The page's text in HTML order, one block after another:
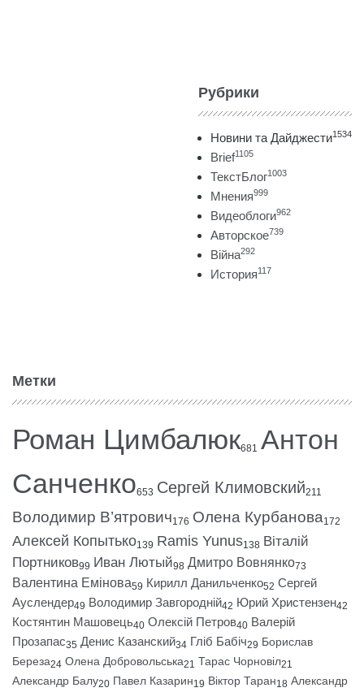
Рубрики
Новини та Дайджести1534
Brief1105
ТекстБлог1003
Мнения999
Видеоблоги962
Авторское739
Війна292
История117
Метки
Роман Цимбалюк681 Антон
Санченко653 Сергей Климовский211
Володимир В’ятрович176 Олена Курбанова172
Алексей Копытько139 Ramis Yunus138 Віталій
Портников99 Иван Лютый98 Дмитро Вовнянко73
Валентина Емінова59 Кирилл Данильченко52 Сергей
Ауслендер49 Володимир Завгородній42 Юрий Христензен42
Костянтин Машовець40 Олексій Петров40 Валерій
Прозапас35 Денис Казанский34 Гліб Бабіч29 Борислав
Береза24 Олена Добровольська21 Тарас Чорновіл21
Александр Балу20 Павел Казарин19 Віктор Таран18 Александр